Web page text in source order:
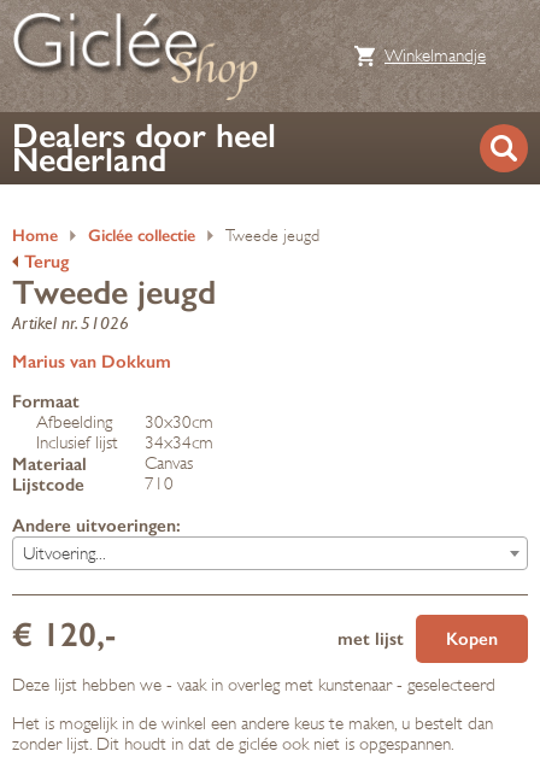
Winkelmandje
Dealers door heel
Nederland
Home Giclée collectie Tweede jeugd
Terug
Tweede jeugd
Artikel nr. 51026
Marius van Dokkum
Formaat
Afbeelding
30x30cm
Inclusief lijst
34x34cm
Materiaal Canvas
Lijstcode 710
Andere uitvoeringen:
Uitvoering...
€ 120,- Kopen
met lijst
Deze lijst hebben we - vaak in overleg met kunstenaar - geselecteerd
Het is mogelijk in de winkel een andere keus te maken, u bestelt dan
zonder lijst. Dit houdt in dat de giclée ook niet is opgespannen.